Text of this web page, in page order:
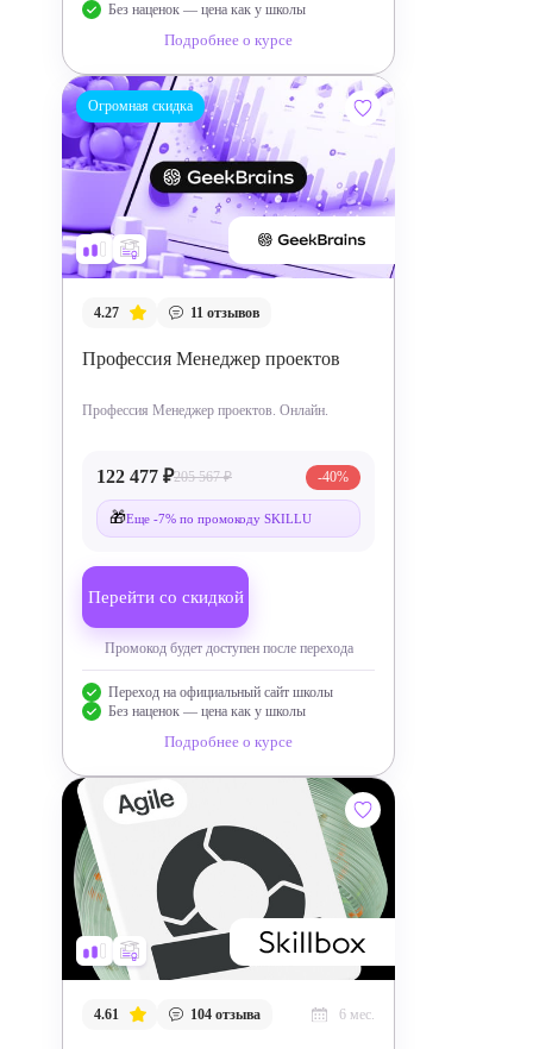
Без наценок — цена как у школы
Подробнее о курсе
Огромная скидка
4.27 11 отзывов
Профессия Менеджер проектов
Профессия Менеджер проектов. Онлайн.
122 477 ₽205 567 ₽ -40%
🎁Еще -7% по промокоду SKILLU
Перейти со скидкой
Промокод будет доступен после перехода
Переход на официальный сайт школы
Без наценок — цена как у школы
Подробнее о курсе
4.61 104 отзыва 6 мес.